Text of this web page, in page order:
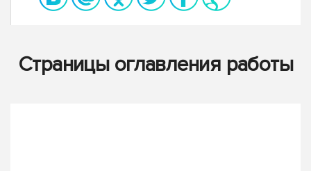
Страницы оглавления работы